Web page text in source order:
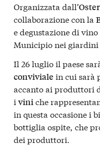
Organizzata dall’
collaborazione con la
e degustazione di
Municipio nei giardini
Il 26 luglio il paese
conviviale in cui sarà
accanto ai produttori
i viniche
in questa occasione i
bottiglia ospite, che
dei produttori.